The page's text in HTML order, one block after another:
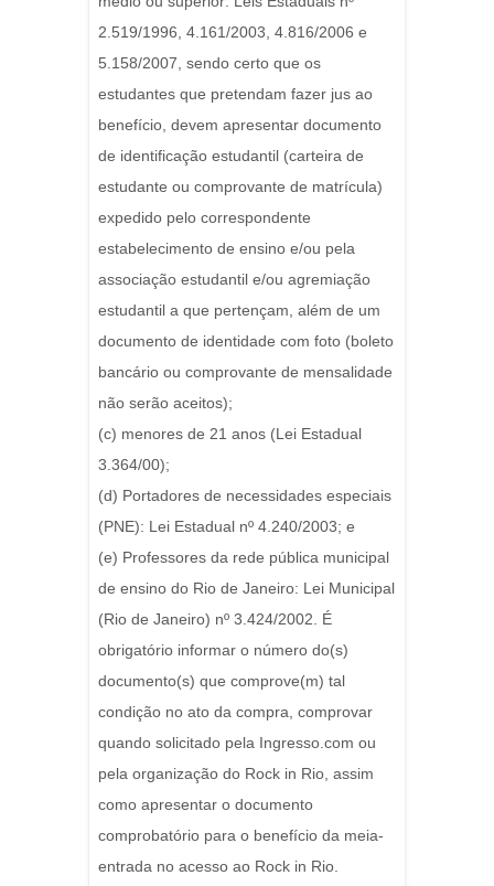
2.519/1996, 4.161/2003, 4.816/2006 e
5.158/2007, sendo certo que os
estudantes que pretendam fazer jus ao
benefício, devem apresentar documento
de identificação estudantil (carteira de
estudante ou comprovante de matrícula)
expedido pelo correspondente
estabelecimento de ensino e/ou pela
associação estudantil e/ou agremiação
estudantil a que pertençam, além de um
documento de identidade com foto (boleto
bancário ou comprovante de mensalidade
não serão aceitos);
(c) menores de 21 anos (Lei Estadual
3.364/00);
(d) Portadores de necessidades especiais
(PNE): Lei Estadual nº 4.240/2003; e
(e) Professores da rede pública municipal
de ensino do Rio de Janeiro: Lei Municipal
(Rio de Janeiro) nº 3.424/2002. É
obrigatório informar o número do(s)
documento(s) que comprove(m) tal
condição no ato da compra, comprovar
quando solicitado pela Ingresso.com ou
pela organização do Rock in Rio, assim
como apresentar o documento
comprobatório para o benefício da meia-
entrada no acesso ao Rock in Rio.